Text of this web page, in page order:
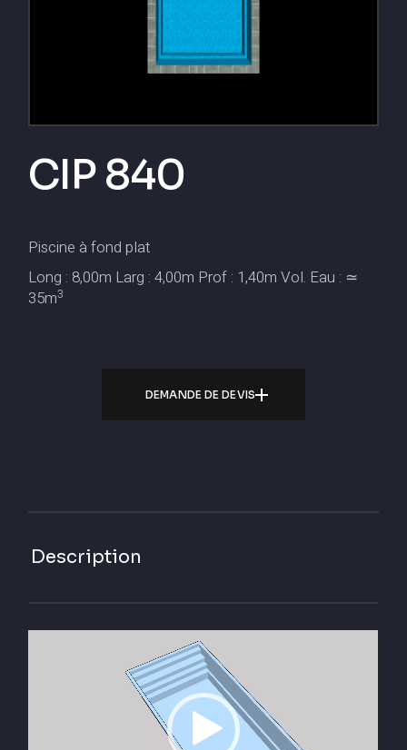
CIP 840
Piscine à fond plat
Long : 8,00m Larg : 4,00m Prof : 1,40m Vol. Eau : ≃
35m3
DEMANDE DE DEVIS
Description